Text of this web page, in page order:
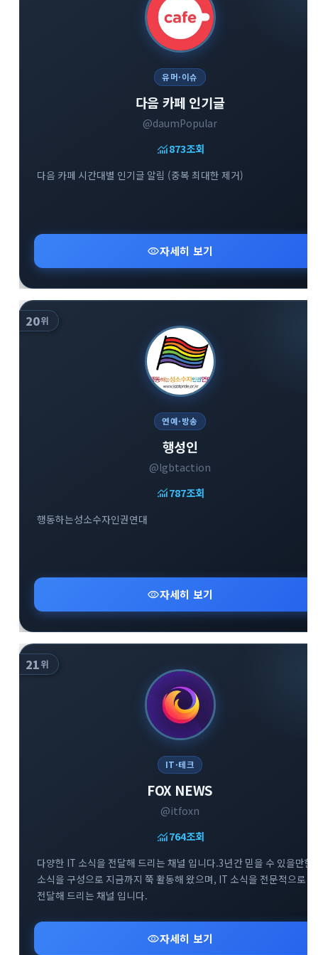
유머·이슈
다음 카페 인기글
@daumPopular
monitoring873조회
다음 카페 시간대별 인기글 알림 (중복 최대한 제거)
visibility자세히 보기
20위
연예·방송
행성인
@lgbtaction
monitoring787조회
행동하는성소수자인권연대
visibility자세히 보기
21위
IT·테크
FOX NEWS
@itfoxn
monitoring764조회
다양한 IT 소식을 전달해 드리는 채널 입니다.3년간 믿을 수 있을만한
소식을 구성으로 지금까지 쭉 활동해 왔으며, IT 소식을 전문적으로
전달해 드리는 채널 입니다.
visibility자세히 보기